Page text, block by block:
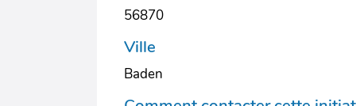
56870
Ville
Baden